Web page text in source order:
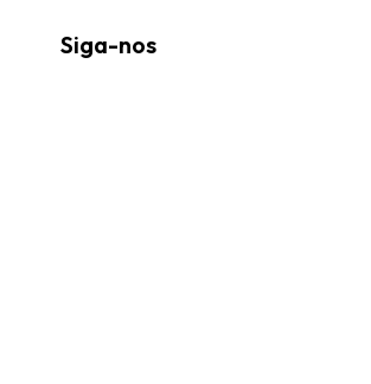
Siga-nos